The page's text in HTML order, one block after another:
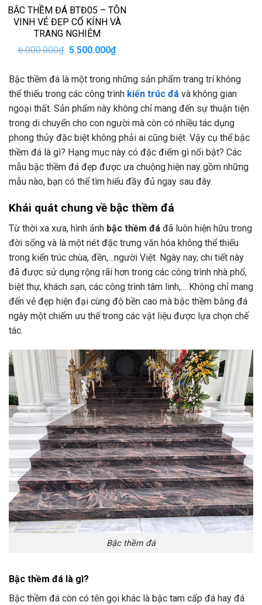
BẬC THỀM ĐÁ BTĐ05 – TÔN
VINH VẺ ĐẸP CỔ KÍNH VÀ
TRANG NGHIÊM
6.000.000₫ Giá
6.000.000₫.
5.500.000₫Giá
hiện
là:
5.500.000₫.
Bậc thềm đá là một trong những sản phẩm trang trí không
thể thiếu trong các công trình kiến trúc đá và không gian
ngoại thất. Sản phẩm này không chỉ mang đến sự thuận tiện
trong di chuyển cho con người mà còn có nhiều tác dụng
phong thủy đặc biệt không phải ai cũng biệt. Vậy cụ thể bậc
thềm đá là gì? Hạng mục này có đặc điểm gì nổi bật? Các
mẫu bậc thềm đá đẹp được ưa chuộng hiện nay gồm những
mẫu nào, bạn có thể tìm hiểu đầy đủ ngay sau đây.
Khái quát chung về bậc thềm đá
Từ thời xa xưa, hình ảnh bậc thềm đá đã luôn hiện hữu trong
đời sống và là một nét đặc trưng văn hóa không thể thiếu
trong kiến trúc chùa, đền,…người Việt. Ngày nay, chi tiết này
đã được sử dụng rộng rãi hơn trong các công trình nhà phố,
biệt thự, khách sạn, các công trình tâm linh,… Không chỉ mang
đến vẻ đẹp hiện đại cùng độ bền cao mà bậc thềm bằng đá
ngày một chiếm ưu thế trong các vật liệu được lựa chọn chế
tác.
Bậc thềm đá
Bậc thềm đá là gì?
Bậc thềm đá còn có tên gọi khác là bậc tam cấp đá hay đá